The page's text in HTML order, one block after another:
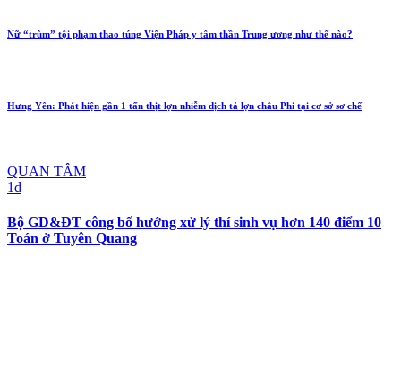
Nữ “trùm” tội phạm thao túng Viện Pháp y tâm thần Trung ương như thế nào?
Hưng Yên: Phát hiện gần 1 tấn thịt lợn nhiễm dịch tả lợn châu Phi tại cơ sở sơ chế
QUAN TÂM
1d
Bộ GD&ĐT công bố hướng xử lý thí sinh vụ hơn 140 điểm 10
Toán ở Tuyên Quang